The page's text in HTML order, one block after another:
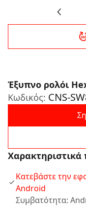
Έξυπνο ρολόι
Κωδικός: CNS-
Χαρακτηριστικά
Κατεβάστε την
Android
Συμβατότητα: